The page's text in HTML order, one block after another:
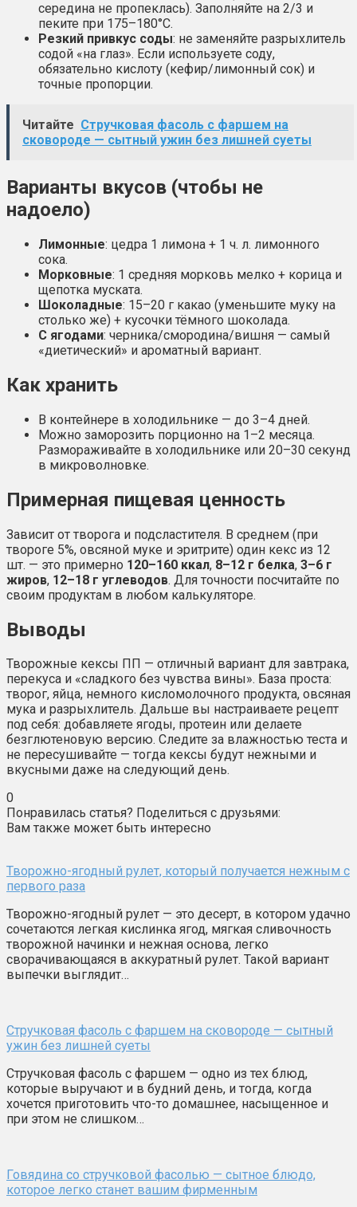
середина не пропеклась). Заполняйте на 2/3 и
пеките при 175–180°C.
Резкий привкус соды: не заменяйте разрыхлитель
содой «на глаз». Если используете соду,
обязательно кислоту (кефир/лимонный сок) и
точные пропорции.
Читайте Стручковая фасоль с фаршем на
сковороде — сытный ужин без лишней суеты
Варианты вкусов (чтобы не
надоело)
Лимонные: цедра 1 лимона + 1 ч. л. лимонного
сока.
Морковные: 1 средняя морковь мелко + корица и
щепотка муската.
Шоколадные: 15–20 г какао (уменьшите муку на
столько же) + кусочки тёмного шоколада.
С ягодами: черника/смородина/вишня — самый
«диетический» и ароматный вариант.
Как хранить
В контейнере в холодильнике — до 3–4 дней.
Можно заморозить порционно на 1–2 месяца.
Размораживайте в холодильнике или 20–30 секунд
в микроволновке.
Примерная пищевая ценность
Зависит от творога и подсластителя. В среднем (при
твороге 5%, овсяной муке и эритрите) один кекс из 12
шт. — это примерно 120–160 ккал, 8–12 г белка, 3–6 г
жиров, 12–18 г углеводов. Для точности посчитайте по
своим продуктам в любом калькуляторе.
Выводы
Творожные кексы ПП — отличный вариант для завтрака,
перекуса и «сладкого без чувства вины». База проста:
творог, яйца, немного кисломолочного продукта, овсяная
мука и разрыхлитель. Дальше вы настраиваете рецепт
под себя: добавляете ягоды, протеин или делаете
безглютеновую версию. Следите за влажностью теста и
не пересушивайте — тогда кексы будут нежными и
вкусными даже на следующий день.
0
Понравилась статья? Поделиться с друзьями:
Вам также может быть интересно
Творожно-ягодный рулет, который получается нежным с
первого раза
Творожно-ягодный рулет — это десерт, в котором удачно
сочетаются легкая кислинка ягод, мягкая сливочность
творожной начинки и нежная основа, легко
сворачивающаяся в аккуратный рулет. Такой вариант
выпечки выглядит…
Стручковая фасоль с фаршем на сковороде — сытный
ужин без лишней суеты
Стручковая фасоль с фаршем — одно из тех блюд,
которые выручают и в будний день, и тогда, когда
хочется приготовить что-то домашнее, насыщенное и
при этом не слишком…
Говядина со стручковой фасолью — сытное блюдо,
которое легко станет вашим фирменным